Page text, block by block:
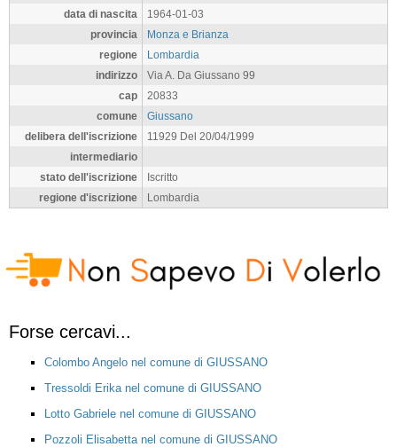
data di nascita
1964-01-03
provincia
Monza e Brianza
regione
Lombardia
indirizzo
Via A. Da Giussano 99
cap
20833
comune
Giussano
delibera dell'iscrizione
11929 Del 20/04/1999
intermediario
stato dell'iscrizione
Iscritto
regione d'iscrizione
Lombardia
Forse cercavi...
Colombo Angelo nel comune di GIUSSANO
Tressoldi Erika nel comune di GIUSSANO
Lotto Gabriele nel comune di GIUSSANO
Pozzoli Elisabetta nel comune di GIUSSANO